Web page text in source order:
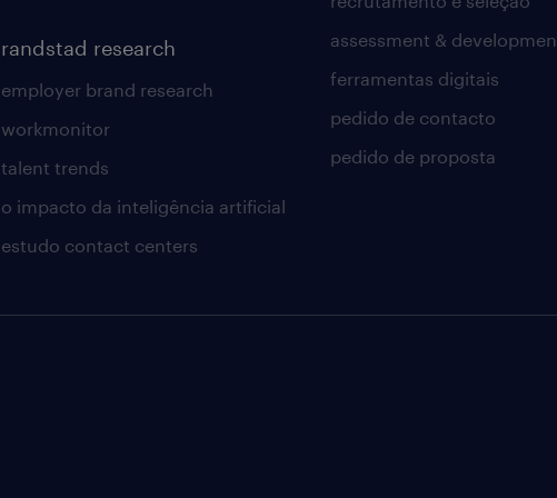
randstad research
employer brand research
workmonitor
talent trends
o impacto da inteligência artificial
estudo contact centers
assessment &
ferramentas digitais
pedido de contacto
pedido de proposta